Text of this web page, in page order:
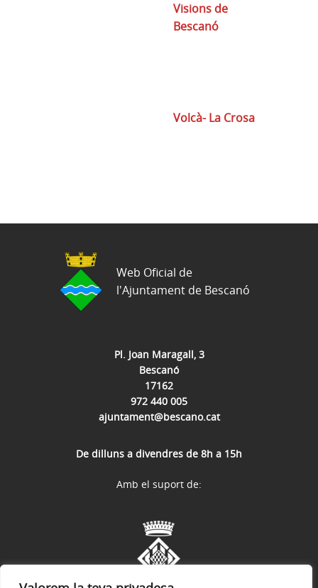
Visions de
Bescanó
Volcà- La Crosa
Pl. Joan Maragall, 3
Bescanó
17162
972 440 005
ajuntament@bescano.cat
De dilluns a divendres de 8h a 15h
Web Oficial de
l'Ajuntament de Bescanó
Amb el suport de: